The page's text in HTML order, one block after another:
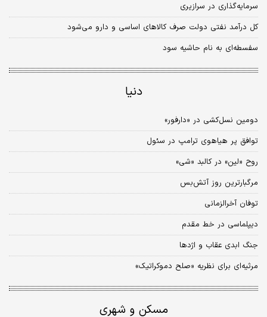
سرمایه‌گذاری در سرازیری
کل درآمد نفتی دولت صرف کالاهای اساسی و دارو می‌شود
سفسطه‌ای به نام حاشیه سود
دنیا
دومین نسل‌کشی در «دارفور»
توافق پر هیاهوی ترامپ در سئول
روح «لین» در کالبد «شی»
مرگبارترین روز آتش‌بس
توفان آخرالزمانی
دیپلماسی در خط مقدم
جنگ ابدی عقاب و اژدها
مرثیه‌ای برای نظریه «صلح دموکراتیک»
مسکن و شهری